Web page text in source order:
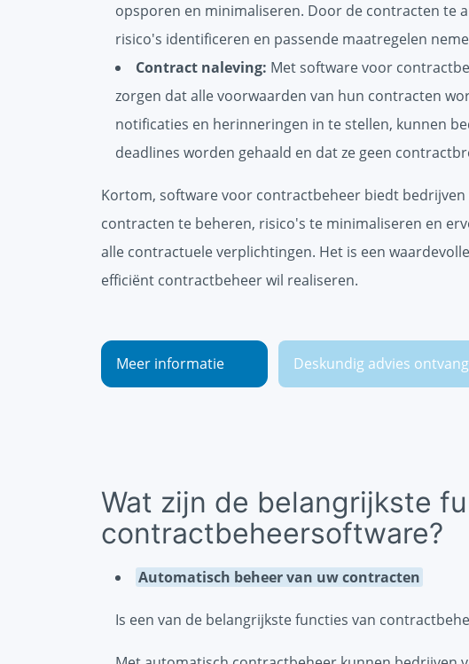
opsporen en minimaliseren. Door de contracten te
risico's identificeren en passende maatregelen
Contract naleving: Met software voor
zorgen dat alle voorwaarden van hun contracten
notificaties en herinneringen in te stellen, kunnen
deadlines worden gehaald en dat ze geen
Kortom, software voor contractbeheer biedt
contracten te beheren, risico's te minimaliseren en
alle contractuele verplichtingen. Het is een
efficiënt contractbeheer wil realiseren.
Meer informatie Deskundig advies
Wat zijn de belangrijkste
contractbeheersoftware?
Automatisch beheer van uw contracten
Is een van de belangrijkste functies van